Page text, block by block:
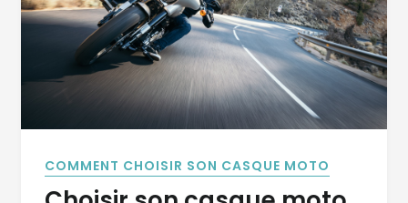
COMMENT CHOISIR SON CASQUE MOTO